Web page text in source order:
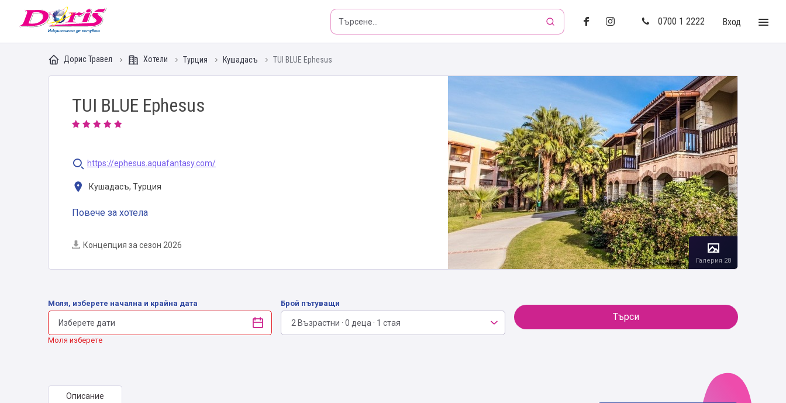
Doris - Изкушението да пътуваш
0700 1 2222
Вход
Дорис Травел Хотели Турция Кушадасъ TUI BLUE Ephesus
TUI BLUE Ephesus
https://ephesus.aquafantasy.com/
Кушадасъ, Турция
Повече за хотела
Концепция за сезон 2026
Галерия 28
Моля, изберете начална и крайна дата
Моля изберете
Брой пътуващи
2 Възрастни · 0 деца · 1 стая
Търси
Описание